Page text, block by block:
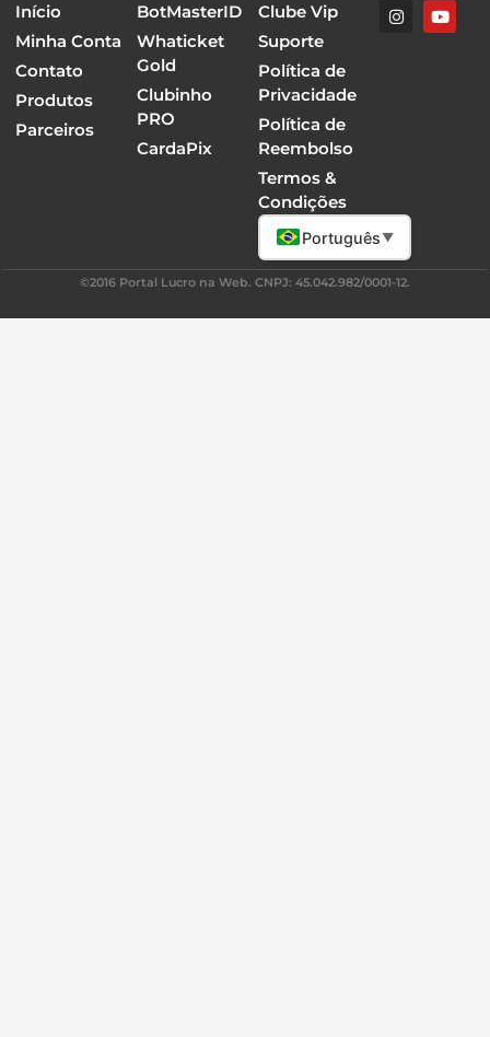
Início
Minha Conta
Contato
Produtos
Parceiros
BotMasterID
Whaticket
Gold
Clubinho
PRO
CardaPix
Clube Vip
Suporte
Política de
Privacidade
Política de
Reembolso
Termos &
Condições
Português ▼
©2016 Portal Lucro na Web. CNPJ: 45.042.982/0001-12.